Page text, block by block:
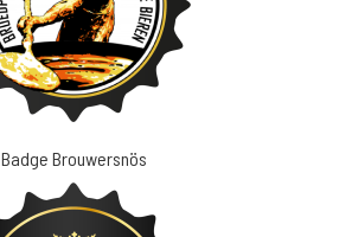
Badge Brouwersnös